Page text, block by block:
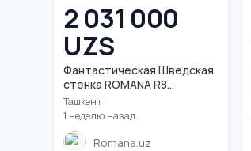
2 031 000
UZS
Фантастическая Шведская
стенка ROMANA R8...
Ташкент
1 неделю назад
Romana.uz